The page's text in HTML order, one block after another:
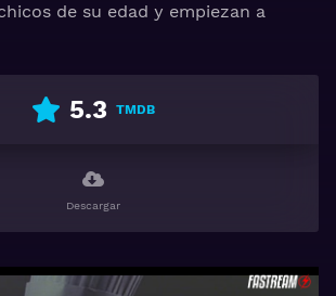
de su edad y empiezan a
5.3 TMDB
Descargar